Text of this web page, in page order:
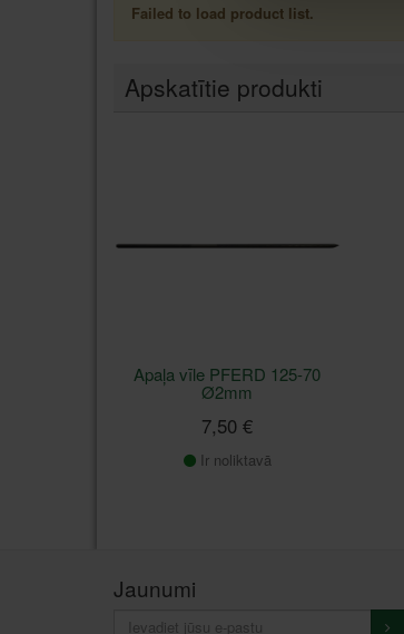
Failed to load product list.
Apskatītie produkti
Apaļa vīle PFERD 125-70
Ø2mm
7,50 €
Ir noliktavā
Jaunumi